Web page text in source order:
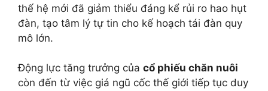
thế hệ mới đã giảm thiểu đáng kể rủi ro hao hụt
đàn, tạo tâm lý tự tin cho kế hoạch tái đàn quy
mô lớn.
Động lực tăng trưởng của cổ phiếu chăn nuôi
còn đến từ việc giá ngũ cốc thế giới tiếp tục duy